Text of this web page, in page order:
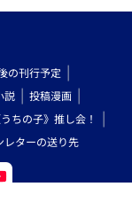
の刊行予定
説
投稿漫画
うちの子》推し会！
レターの送り先